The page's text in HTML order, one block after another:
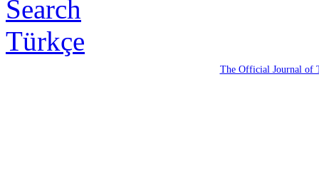
Search
Türkçe
The Official Journal of